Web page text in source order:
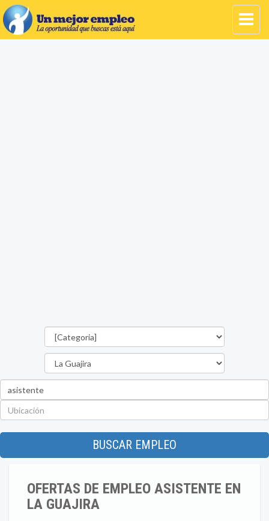
BUSCAR EMPLEO
OFERTAS DE EMPLEO ASISTENTE EN
LA GUAJIRA